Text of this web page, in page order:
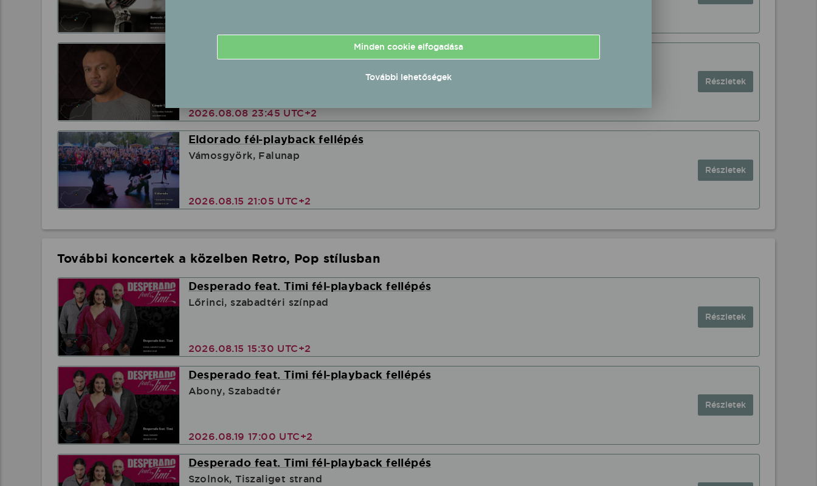
Gáspár Laci fél-playback fellépés
2026.08.08 23:45 UTC+2
Részletek
Eldorado fél-playback fellépés
Vámosgyörk, Falunap
2026.08.15 21:05 UTC+2
Részletek
További koncertek a közelben Retro, Pop stílusban
Desperado feat. Timi fél-playback fellépés
Lőrinci, szabadtéri színpad
2026.08.15 15:30 UTC+2
Részletek
Desperado feat. Timi fél-playback fellépés
Abony, Szabadtér
2026.08.19 17:00 UTC+2
Részletek
Desperado feat. Timi fél-playback fellépés
Szolnok, Tiszaliget strand
Minden cookie elfogadása
További lehetőségek